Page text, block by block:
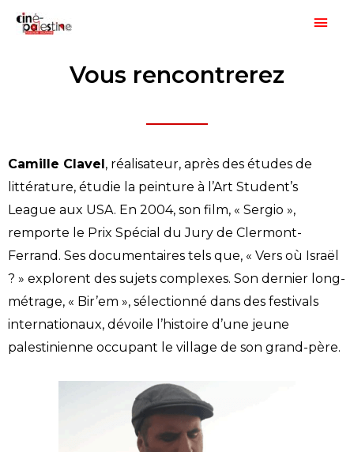
Aller
Vous rencontrerez
Camille Clavel , réalisateur, après des études de
littérature, étudie la peinture à l’Art Student’s
League aux USA. En 2004, son film, « Sergio »,
remporte le Prix Spécial du Jury de Clermont-
Ferrand. Ses documentaires tels que, « Vers où Israël
? » explorent des sujets complexes. Son dernier long-
métrage, « Bir’em », sélectionné dans des festivals
internationaux, dévoile l’histoire d’une jeune
palestinienne occupant le village de son grand-père.